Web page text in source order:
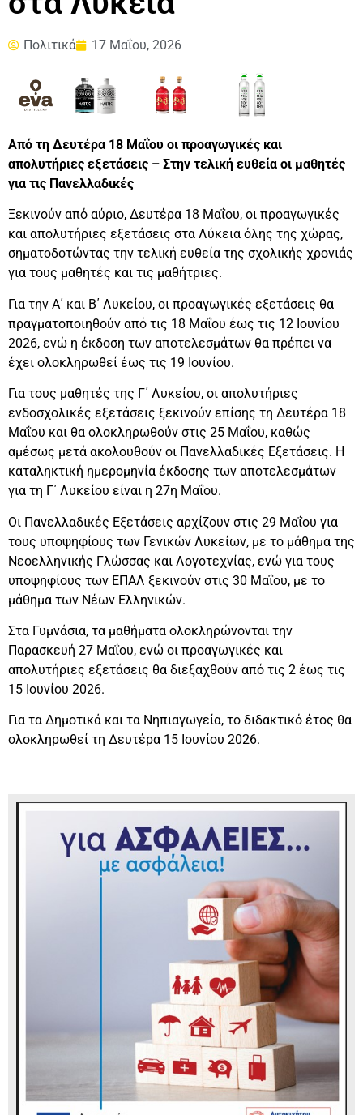
Πολιτικά 17 Μαΐου, 2026
Από τη Δευτέρα 18 Μαΐου οι προαγωγικές και
απολυτήριες εξετάσεις – Στην τελική ευθεία οι μαθητές
για τις Πανελλαδικές
Ξεκινούν από αύριο, Δευτέρα 18 Μαΐου, οι προαγωγικές
και απολυτήριες εξετάσεις στα Λύκεια όλης της χώρας,
σηματοδοτώντας την τελική ευθεία της σχολικής χρονιάς
για τους μαθητές και τις μαθήτριες.
Για την Α΄ και Β΄ Λυκείου, οι προαγωγικές εξετάσεις θα
πραγματοποιηθούν από τις 18 Μαΐου έως τις 12 Ιουνίου
2026, ενώ η έκδοση των αποτελεσμάτων θα πρέπει να
έχει ολοκληρωθεί έως τις 19 Ιουνίου.
Για τους μαθητές της Γ΄ Λυκείου, οι απολυτήριες
ενδοσχολικές εξετάσεις ξεκινούν επίσης τη Δευτέρα 18
Μαΐου και θα ολοκληρωθούν στις 25 Μαΐου, καθώς
αμέσως μετά ακολουθούν οι Πανελλαδικές Εξετάσεις. Η
καταληκτική ημερομηνία έκδοσης των αποτελεσμάτων
για τη Γ΄ Λυκείου είναι η 27η Μαΐου.
Οι Πανελλαδικές Εξετάσεις αρχίζουν στις 29 Μαΐου για
τους υποψηφίους των Γενικών Λυκείων, με το μάθημα της
Νεοελληνικής Γλώσσας και Λογοτεχνίας, ενώ για τους
υποψηφίους των ΕΠΑΛ ξεκινούν στις 30 Μαΐου, με το
μάθημα των Νέων Ελληνικών.
Στα Γυμνάσια, τα μαθήματα ολοκληρώνονται την
Παρασκευή 27 Μαΐου, ενώ οι προαγωγικές και
απολυτήριες εξετάσεις θα διεξαχθούν από τις 2 έως τις
15 Ιουνίου 2026.
Για τα Δημοτικά και τα Νηπιαγωγεία, το διδακτικό έτος θα
ολοκληρωθεί τη Δευτέρα 15 Ιουνίου 2026.